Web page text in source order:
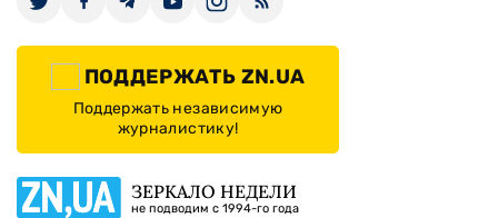
ПОДДЕРЖАТЬ ZN.UA
Поддержать независимую
журналистику!
ЗЕРКАЛО НЕДЕЛИ
не подводим с 1994-го года